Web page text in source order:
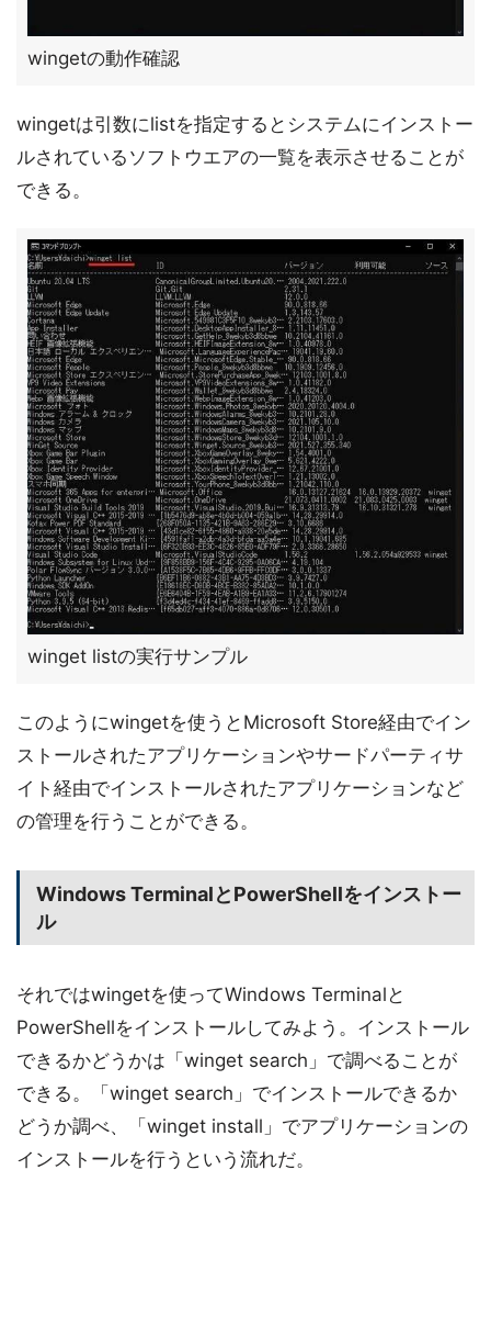
wingetの動作確認
wingetは引数にlistを指定するとシステムにインストー
ルされているソフトウエアの一覧を表示させることが
できる。
winget listの実行サンプル
このようにwingetを使うとMicrosoft Store経由でイン
ストールされたアプリケーションやサードパーティサ
イト経由でインストールされたアプリケーションなど
の管理を行うことができる。
Windows TerminalとPowerShellをインストー
ル
それではwingetを使ってWindows Terminalと
PowerShellをインストールしてみよう。インストール
できるかどうかは「winget search」で調べることが
できる。「winget search」でインストールできるか
どうか調べ、「winget install」でアプリケーションの
インストールを行うという流れだ。